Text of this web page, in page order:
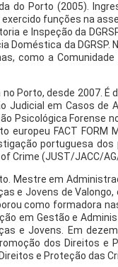
do Porto (2005).
funções na
e Inspeção da
Doméstica da
como a
Porto, desde 2007. É
Judicial em Casos de
Psicológica Forense
europeu FACT FORM
portuguesa
Crime (JUST/JACC/
Mestre em
e Jovens de
como formadora
em Gestão e
e Jovens. Em
dos Direitos
e Proteção das